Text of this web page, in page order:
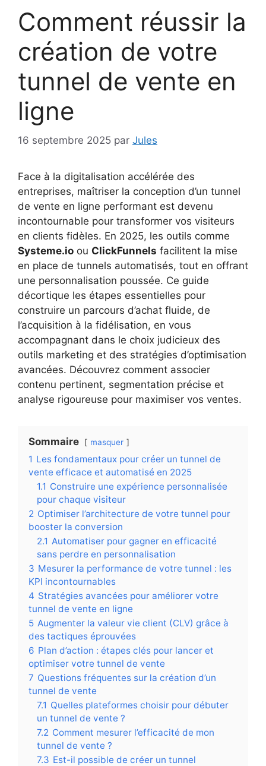
Comment réussir la
création de votre
tunnel de vente en
ligne
16 septembre 2025 par Jules
Face à la digitalisation accélérée des
entreprises, maîtriser la conception d’un tunnel
de vente en ligne performant est devenu
incontournable pour transformer vos visiteurs
en clients fidèles. En 2025, les outils comme
Systeme.io ou ClickFunnels facilitent la mise
en place de tunnels automatisés, tout en offrant
une personnalisation poussée. Ce guide
décortique les étapes essentielles pour
construire un parcours d’achat fluide, de
l’acquisition à la fidélisation, en vous
accompagnant dans le choix judicieux des
outils marketing et des stratégies d’optimisation
avancées. Découvrez comment associer
contenu pertinent, segmentation précise et
analyse rigoureuse pour maximiser vos ventes.
Sommaire masquer
1 Les fondamentaux pour créer un tunnel de
vente efficace et automatisé en 2025
1.1 Construire une expérience personnalisée
pour chaque visiteur
2 Optimiser l’architecture de votre tunnel pour
booster la conversion
2.1 Automatiser pour gagner en efficacité
sans perdre en personnalisation
3 Mesurer la performance de votre tunnel : les
KPI incontournables
4 Stratégies avancées pour améliorer votre
tunnel de vente en ligne
5 Augmenter la valeur vie client (CLV) grâce à
des tactiques éprouvées
6 Plan d’action : étapes clés pour lancer et
optimiser votre tunnel de vente
7 Questions fréquentes sur la création d’un
tunnel de vente
7.1 Quelles plateformes choisir pour débuter
un tunnel de vente ?
7.2 Comment mesurer l’efficacité de mon
tunnel de vente ?
7.3 Est-il possible de créer un tunnel